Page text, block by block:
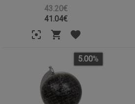
43.20€
41.04€
5.00%